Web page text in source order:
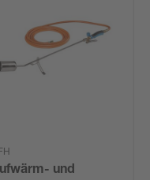
und